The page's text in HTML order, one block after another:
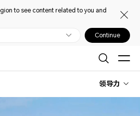
to see content related to you and
Continue
领导力